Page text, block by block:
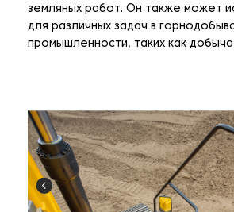
земляных работ. Он также может
для различных задач в
промышленности, таких как добыча